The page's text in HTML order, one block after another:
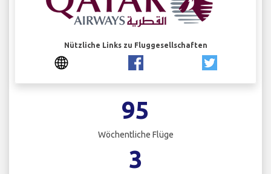
Nützliche Links zu Fluggesellschaften
95
Wöchentliche Flüge
3